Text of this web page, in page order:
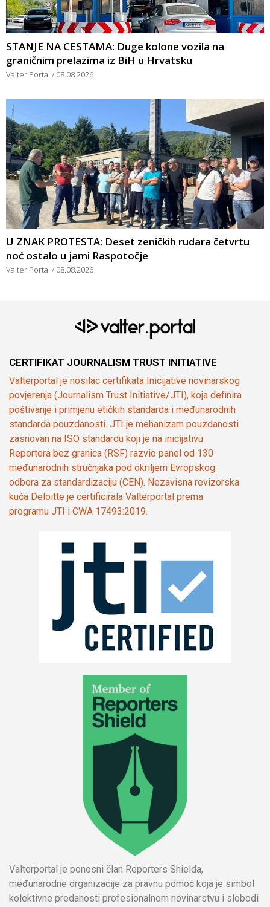
STANJE NA CESTAMA: Duge kolone vozila na
graničnim prelazima iz BiH u Hrvatsku
Valter Portal 08.08.2026
U ZNAK PROTESTA: Deset zeničkih rudara četvrtu
noć ostalo u jami Raspotočje
Valter Portal 08.08.2026
CERTIFIKAT JOURNALISM TRUST INITIATIVE
Valterportal je nosilac certifikata Inicijative novinarskog
povjerenja (Journalism Trust Initiative/JTI), koja definira
poštivanje i primjenu etičkih standarda i međunarodnih
standarda pouzdanosti. JTI je mehanizam pouzdanosti
zasnovan na ISO standardu koji je na inicijativu
Reportera bez granica (RSF) razvio panel od 130
međunarodnih stručnjaka pod okriljem Evropskog
odbora za standardizaciju (CEN). Nezavisna revizorska
kuća Deloitte je certificirala Valterportal prema
programu JTI i CWA 17493:2019.
Valterportal je ponosni član Reporters Shielda,
međunarodne organizacije za pravnu pomoć koja je simbol
kolektivne predanosti profesionalnom novinarstvu i slobodi